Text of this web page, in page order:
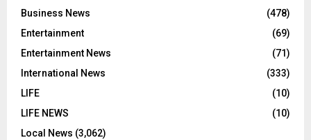
Business News
(478)
Entertainment
(69)
Entertainment News
(71)
International News
(333)
LIFE
(10)
LIFE NEWS
(10)
Local News (3,062)